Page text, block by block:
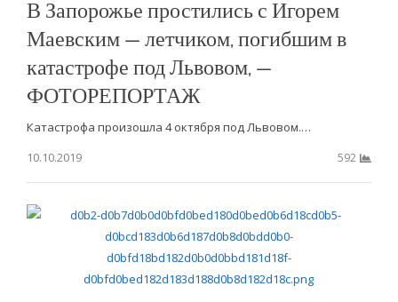
В Запорожье простились с Игорем
Маевским — летчиком, погибшим в
катастрофе под Львовом, —
ФОТОРЕПОРТАЖ
Катастрофа произошла 4 октября под Львовом.…
10.10.2019
592